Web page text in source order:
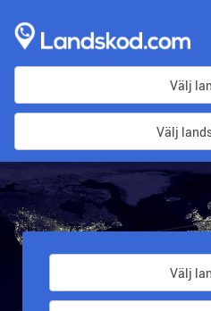
Välj
Välj
Välj